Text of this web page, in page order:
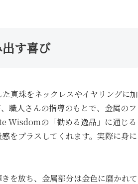
す喜び
真珠をネックレスやイヤリングに加
職人さんの指導のもとで、金属のフ
Wisdomの「勧める逸品」に通じる
をプラスしてくれます。実際に身に
を放ち、金属部分は金色に磨かれて